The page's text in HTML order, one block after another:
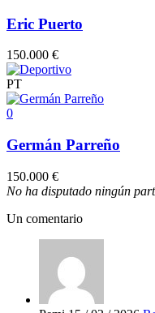
Eric Puerto
150.000 €
PT
0
Germán Parreño
150.000 €
No ha disputado ningún
Un comentario